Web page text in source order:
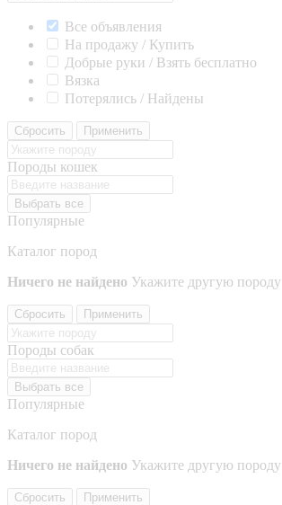
Все объявления
На продажу / Купить
Добрые руки / Взять бесплатно
Вязка
Потерялись / Найдены
Сбросить Применить
Породы кошек
Выбрать все
Популярные
Каталог пород
Ничего не найдено Укажите другую породу
Сбросить Применить
Породы собак
Выбрать все
Популярные
Каталог пород
Ничего не найдено Укажите другую породу
Сбросить Применить